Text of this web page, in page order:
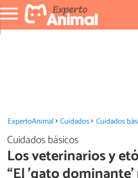
ExpertoAnimal Cuidados Cuidados
Cuidados básicos
Los veterinarios y